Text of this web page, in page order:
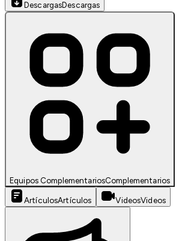
DescargasDescargas
Equipos ComplementariosComplementarios
ArtículosArtículos VideosVideos